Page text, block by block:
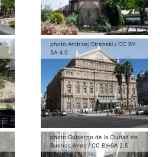
photo:Andrzej Otrębski / CC BY-
SA 4.0
photo:Gobierno de la Ciudad de
Buenos Aires /CC BY-SA 2.5